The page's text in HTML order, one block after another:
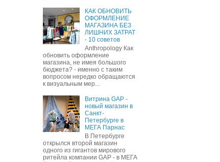
КАК ОБНОВИТЬ
ОФОРМЛЕНИЕ
МАГАЗИНА БЕЗ
ЛИШНИХ ЗАТРАТ
- 10 советов
Anthropology Как
обновить оформление
магазина, не имея большого
бюджета? - именно с таким
вопросом нередко обращаются
к визуальным мер...
Витрина GAP -
новый магазин в
Санкт-
Петербурге в
МЕГА Парнас
В Петербурге
открылся второй магазин
одного из гигантов мирового
ритейла компании GAP - в МЕГА